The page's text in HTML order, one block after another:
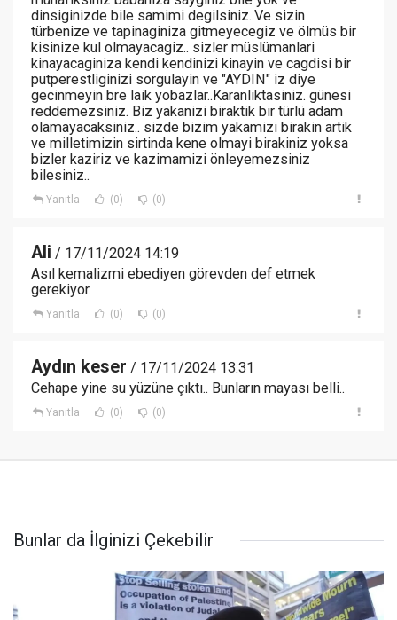
dinsiginizde bile samimi degilsiniz..Ve sizin
türbenize ve tapinaginiza gitmeyecegiz ve ölmüs bir
kisinize kul olmayacagiz.. sizler müslümanlari
kinayacaginiza kendi kendinizi kinayin ve cagdisi bir
putperestliginizi sorgulayin ve "AYDIN" iz diye
gecinmeyin bre laik yobazlar..Karanliktasiniz. günesi
reddemezsiniz. Biz yakanizi biraktik bir türlü adam
olamayacaksiniz.. sizde bizim yakamizi birakin artik
ve milletimizin sirtinda kene olmayi birakiniz yoksa
bizler kaziriz ve kazimamizi önleyemezsiniz
bilesiniz..
Yanıtla (0) (0)
Ali / 17/11/2024 14:19
Asıl kemalizmi ebediyen görevden def etmek
gerekiyor.
Yanıtla (0) (0)
Aydın keser / 17/11/2024 13:31
Cehape yine su yüzüne çıktı.. Bunların mayası belli..
Yanıtla (0) (0)
Bunlar da İlginizi Çekebilir